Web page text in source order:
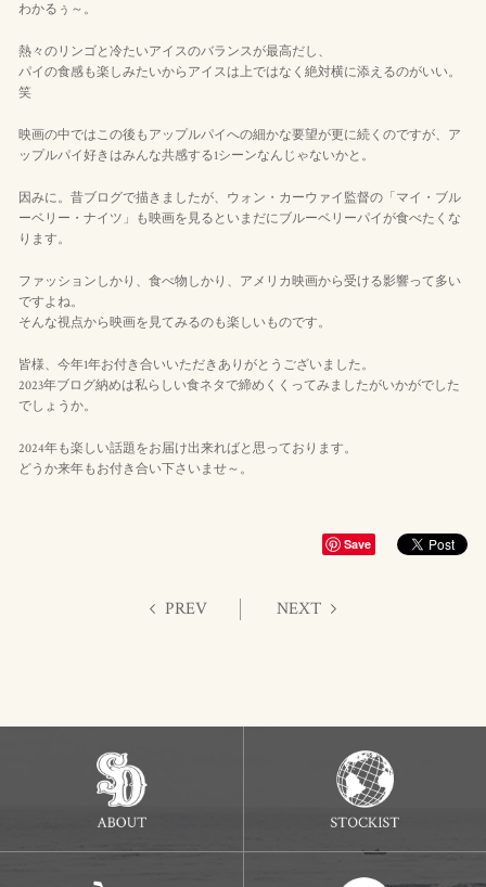
わかるぅ～。
熱々のリンゴと冷たいアイスのバランスが最高だし、
パイの食感も楽しみたいからアイスは上ではなく絶対横に添えるのがいい。
笑
映画の中ではこの後もアップルパイへの細かな要望が更に続くのですが、ア
ップルパイ好きはみんな共感する1シーンなんじゃないかと。
因みに。昔ブログで描きましたが、ウォン・カーウァイ監督の「マイ・ブル
ーベリー・ナイツ」も映画を見るといまだにブルーベリーパイが食べたくな
ります。
ファッションしかり、食べ物しかり、アメリカ映画から受ける影響って多い
ですよね。
そんな視点から映画を見てみるのも楽しいものです。
皆様、今年1年お付き合いいただきありがとうございました。
2023年ブログ納めは私らしい食ネタで締めくくってみましたがいかがでした
でしょうか。
2024年も楽しい話題をお届け出来ればと思っております。
どうか来年もお付き合い下さいませ～。
Save
PREV NEXT